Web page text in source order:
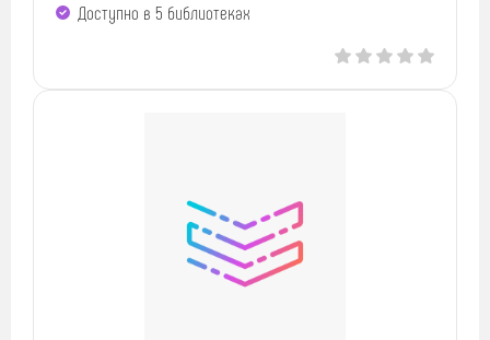
Доступно в 5 библиотеках